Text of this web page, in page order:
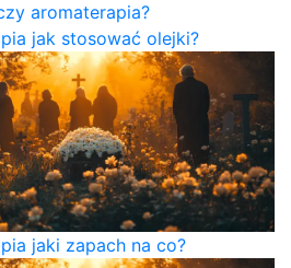
aromaterapia?
jak stosować olejki?
jaki zapach na co?